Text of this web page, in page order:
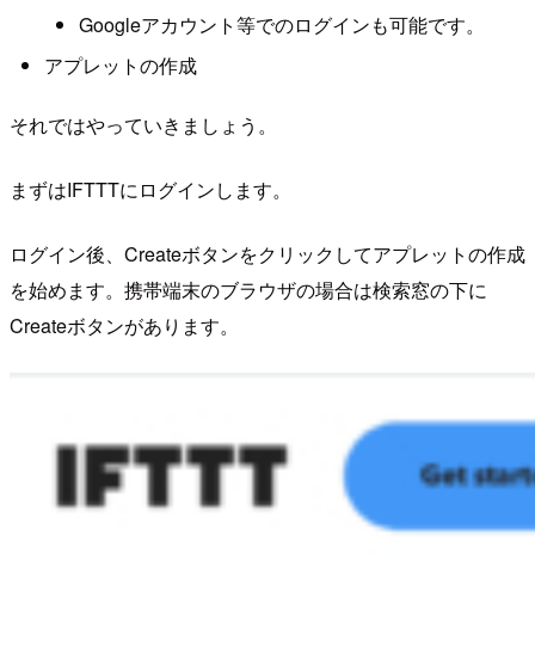
Googleアカウント等でのログインも可能です。
アプレットの作成
それではやっていきましょう。
まずはIFTTTにログインします。
ログイン後、Createボタンをクリックしてアプレットの作成
を始めます。携帯端末のブラウザの場合は検索窓の下に
Createボタンがあります。